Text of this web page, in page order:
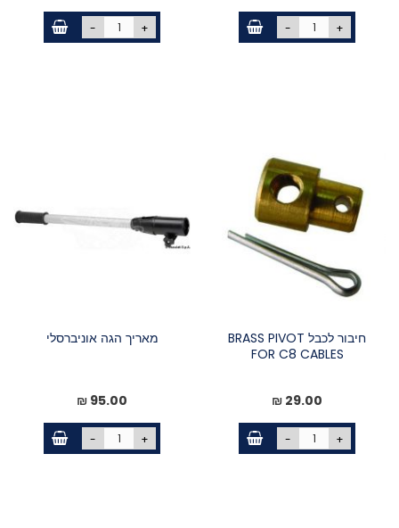
- +
- +
חיבור לכבל BRASS PIVOT
FOR C8 CABLES
29.00 ₪
- +
מאריך הגה אוניברסלי
95.00 ₪
- +